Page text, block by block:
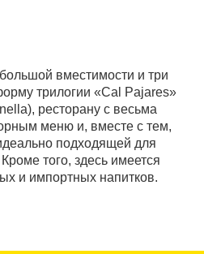
вместимости и три
трилогии «Cal Pajares»
ресторану с весьма
меню и, вместе с тем,
подходящей для
того, здесь имеется
и импортных напитков.